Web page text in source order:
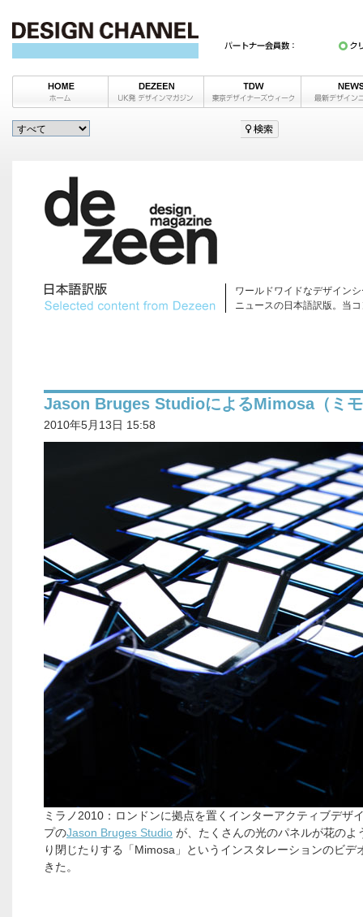
ワールドワイドなデザイン
ニュースの日本語訳版。当
Jason Bruges StudioによるMimosa（ミ
2010年5月13日 15:58
ミラノ2010：ロンドンに拠点を置くインターアクティブデザ
プのJason Bruges Studio が、たくさんの光のパネルが花のよ
り閉じたりする「Mimosa」というインスタレーションのビデ
きた。